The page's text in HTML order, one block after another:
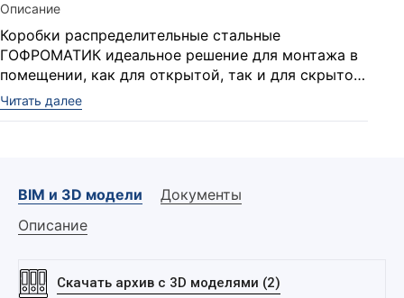
Описание
Коробки распределительные стальные
ГОФРОМАТИК идеальное решение для монтажа в
помещении, как для открытой, так и для скрытой
прокладки линии. Коробки изготавливается из
оцинкованной стали. Имеют внутренний контакт
Применение
защиты, соединения, ответвления и протяжки
Преимущество
Изготовлены из оцинкованной стали толщиной 1мм
Читать далее
BIM и 3D модели
Документы
Описание
Скачать архив с 3D моделями (2)